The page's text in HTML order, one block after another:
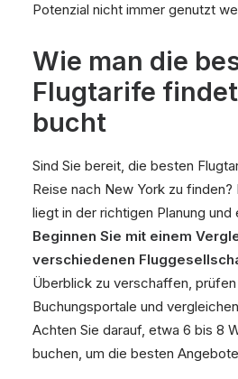
Potenzial nicht immer genutzt
Wie man die
Flugtarife
bucht
Sind Sie bereit, die besten
Reise nach New York zu finden?
liegt in der richtigen Planung und
Beginnen Sie mit einem
verschiedenen
Überblick zu verschaffen,
Buchungsportale und
Achten Sie darauf, etwa 6 bis 8
buchen, um die besten